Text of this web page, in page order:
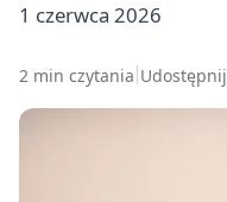
1 czerwca 2026
2 min czytania Udostępnij